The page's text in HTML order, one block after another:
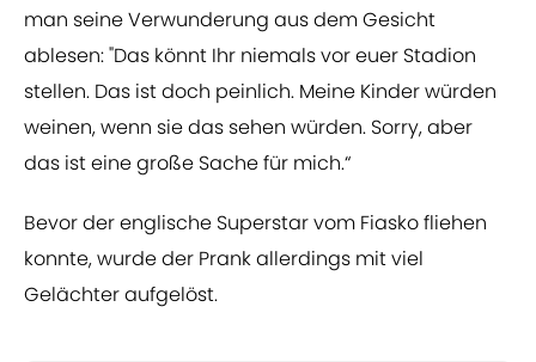
man seine Verwunderung aus dem Gesicht
ablesen: "Das könnt Ihr niemals vor euer Stadion
stellen. Das ist doch peinlich. Meine Kinder würden
weinen, wenn sie das sehen würden. Sorry, aber
das ist eine große Sache für mich.“
Bevor der englische Superstar vom Fiasko fliehen
konnte, wurde der Prank allerdings mit viel
Gelächter aufgelöst.